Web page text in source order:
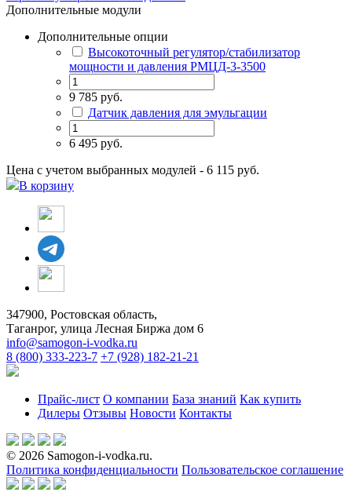
Дополнительные модули
Дополнительные опции
Высокоточный регулятор/стабилизатор
мощности и давления РМЦД-3-3500
9 785 руб.
Датчик давления для эмульгации
6 495 руб.
Цена с учетом выбранных модулей - 6 115 руб.
В корзину
347900, Ростовская область,
Таганрог, улица Лесная Биржа дом 6
info@samogon-i-vodka.ru
8 (800) 333-223-7 +7 (928) 182-21-21
Прайс-лист О компании База знаний Как купить
Дилеры Отзывы Новости Контакты
© 2026 Samogon-i-vodka.ru.
Политика конфиденциальности Пользовательское соглашение